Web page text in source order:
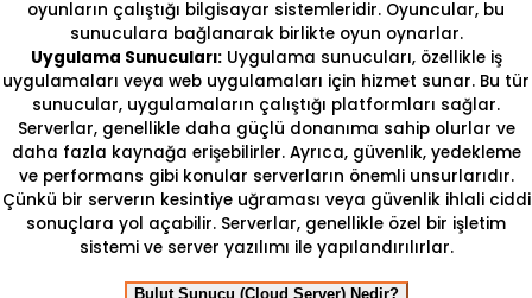
oyunların çalıştığı bilgisayar sistemleridir. Oyuncular, bu
sunuculara bağlanarak birlikte oyun oynarlar.
Uygulama Sunucuları:Uygulama sunucuları, özellikle iş
uygulamaları veya web uygulamaları için hizmet sunar. Bu tür
sunucular, uygulamaların çalıştığı platformları sağlar.
Serverlar, genellikle daha güçlü donanıma sahip olurlar ve
daha fazla kaynağa erişebilirler. Ayrıca, güvenlik, yedekleme
ve performans gibi konular serverların önemli unsurlarıdır.
Çünkü bir serverın kesintiye uğraması veya güvenlik ihlali ciddi
sonuçlara yol açabilir. Serverlar, genellikle özel bir işletim
sistemi ve server yazılımı ile yapılandırılırlar.
Bulut Sunucu (Cloud Server) Nedir?